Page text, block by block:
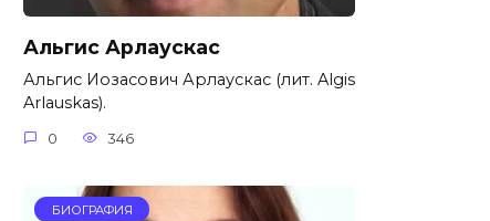
Альгис Арлаускас
Альгис Иозасович Арлаускас (лит. Algis
Arlauskas).
0 346
БИОГРАФИЯ